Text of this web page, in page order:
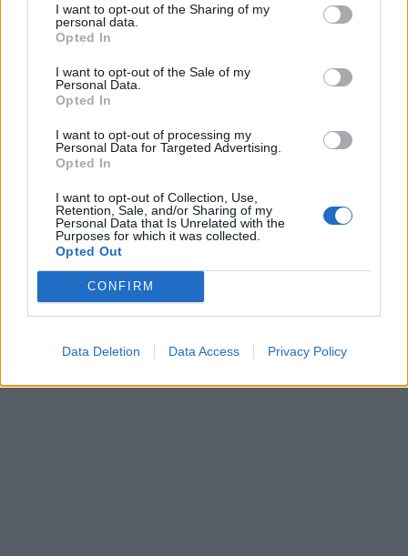
I want to opt-out of the Sharing of my
personal data.
Opted In
I want to opt-out of the Sale of my
Personal Data.
Opted In
I want to opt-out of processing my
Personal Data for Targeted Advertising.
Opted In
I want to opt-out of Collection, Use,
Retention, Sale, and/or Sharing of my
Personal Data that Is Unrelated with the
Purposes for which it was collected.
Opted Out
CONFIRM
Data Deletion Data Access Privacy Policy
ndodhur në Sarandë, ku
një vajzë 17-vjeçare nga
Saransa akuzoi një 72-
vjeçar se kishte abuzuar
seksualisht me të që prej
moshës 13-vjeçare.
është marrë në pyetje
nga oficere të policisë
përveç emrit të 72-
vjeçarit me inicialet B.T.,
“Më zhveshi”, rrëfehet
vajza te “Piranjat”: Babai
motrën
shantazhon vajzën
minorene për video
intime, shfaqej si
menaxher Vip-ash